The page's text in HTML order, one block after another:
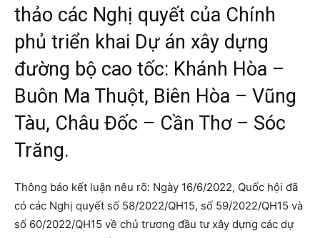
thảo các Nghị quyết của Chính
phủ triển khai Dự án xây dựng
đường bộ cao tốc: Khánh Hòa –
Buôn Ma Thuột, Biên Hòa – Vũng
Tàu, Châu Đốc – Cần Thơ – Sóc
Trăng.
Thông báo kết luận nêu rõ: Ngày 16/6/2022, Quốc hội đã
có các Nghị quyết số 58/2022/QH15, số 59/2022/QH15 và
số 60/2022/QH15 về chủ trương đầu tư xây dựng các dự